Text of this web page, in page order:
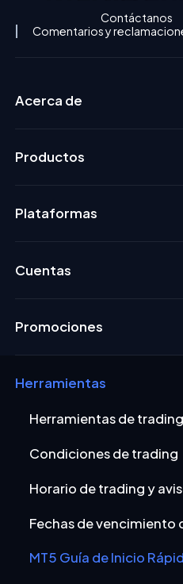
Contáctanos
Comentarios y
Acerca de
Productos
Plataformas
Cuentas
Promociones
Herramientas
Herramientas de trading
Condiciones de trading
Horario de trading y
Fechas de vencimiento
MT5 Guía de Inicio